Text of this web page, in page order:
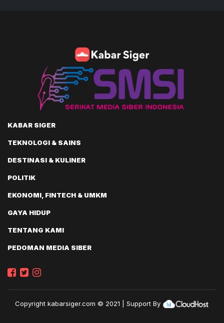
KABAR SIGER
TEKNOLOGI & SAINS
DESTINASI & KULINER
POLITIK
EKONOMI, FINTECH & UMKM
GAYA HIDUP
TENTANG KAMI
PEDOMAN MEDIA SIBER
Copyright kabarsiger.com © 2021 | Support By